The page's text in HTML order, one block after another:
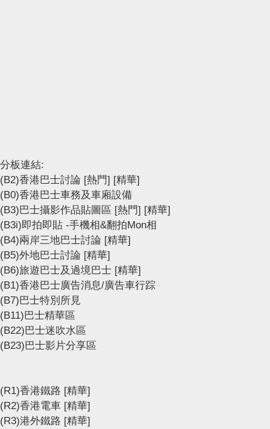
分板連結:
(B2)香港巴士討論 [熱門] [精華]
(B0)香港巴士車務及車廂設備
(B3)巴士攝影作品貼圖區 [熱門] [精華]
(B3i)即拍即貼 -手機相&翻拍Mon相
(B4)兩岸三地巴士討論 [精華]
(B5)外地巴士討論 [精華]
(B6)旅遊巴士及過境巴士 [精華]
(B1)香港巴士廣告消息/廣告車行踪
(B7)巴士特別所見
(B11)巴士精華區
(B22)巴士迷吹水區
(B23)巴士影片分享區
(R1)香港鐵路 [精華]
(R2)香港電車 [精華]
(R3)港外鐵路 [精華]